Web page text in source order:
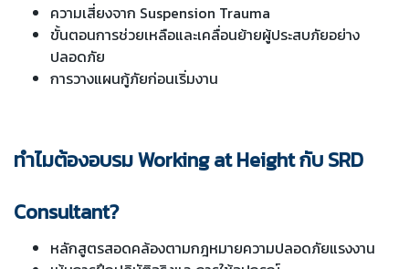
ความเสี่ยงจาก Suspension Trauma
ขั้นตอนการช่วยเหลือและเคลื่อนย้ายผู้ประสบภัยอย่าง
ปลอดภัย
การวางแผนกู้ภัยก่อนเริ่มงาน
ทำไมต้องอบรม Working at Height กับ SRD
Consultant?
หลักสูตรสอดคล้องตามกฎหมายความปลอดภัยแรงงาน